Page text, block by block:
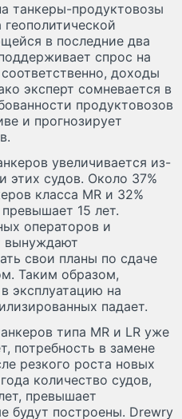
танкеры-продуктовозы
в последние два
спрос на
доходы
эксперт сомневается в
продуктовозов
и прогнозирует
увеличивается из-
этих судов. Около 37%
класса MR и 32%
15 лет.
операторов и
вынуждают
свои планы по сдаче
Таким образом,
эксплуатацию на
падает.
типа MR и LR уже
потребность в замене
резкого роста новых
количество судов,
превышает
будут построены. Drewry